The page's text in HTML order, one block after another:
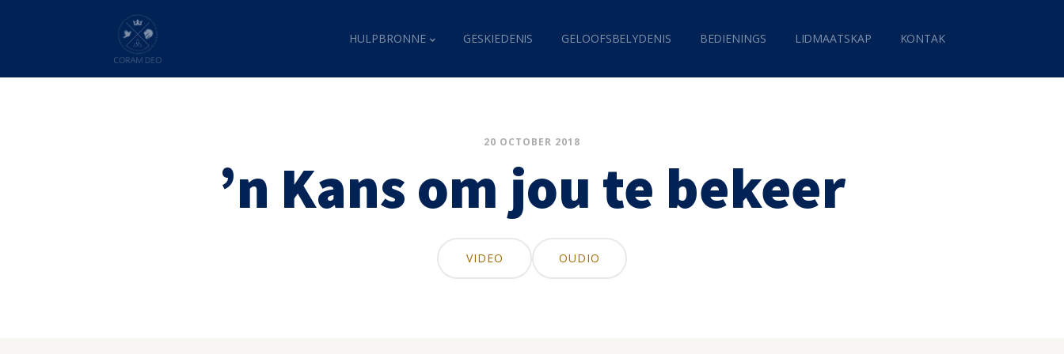
HULPBRONNE GESKIEDENIS GELOOFSBELYDENIS BEDIENINGS LIDMAATSKAP KONTAK
20 OCTOBER 2018
’n Kans om jou te bekeer
VIDEO OUDIO